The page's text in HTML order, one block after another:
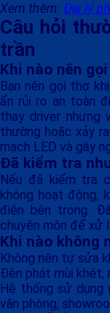
Xem thêm: Đại lý
Câu hỏi
trần
Khi nào nên
Bạn nên gọi thợ
ẩn rủi ro an toàn
thay driver nhưng
thường hoặc xảy
mạch LED và gây
Đã kiểm tra
Nếu đã kiểm tra
không hoạt động,
điện bên trong.
chuyên môn để xử
Khi nào không
Không nên tự sửa
Đèn phát mùi khét,
Hệ thống sử dụng
văn phòng,